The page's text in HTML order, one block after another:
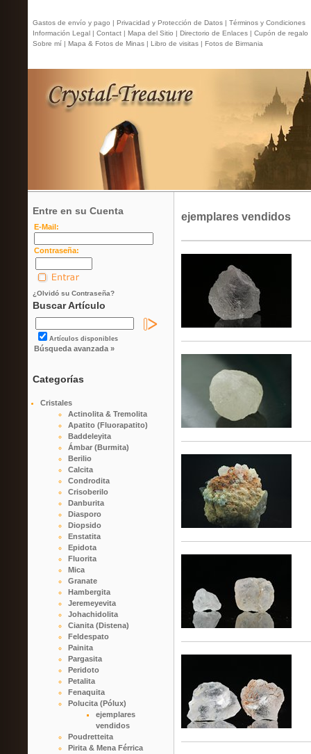
Gastos de envío y pago | Privacidad y Protección de Datos | Términos y Condiciones
Información Legal | Contact | Mapa del Sitio | Directorio de Enlaces | Cupón de regalo
Sobre mí | Mapa & Fotos de Minas | Libro de visitas | Fotos de Birmania
Entre en su Cuenta
E-Mail:
Contraseña:
¿Olvidó su Contraseña?
Buscar Artículo
Artículos disponibles
Búsqueda avanzada »
Categorías
Cristales
Actinolita & Tremolita
Apatito (Fluorapatito)
Baddeleyita
Ámbar (Burmita)
Berilio
Calcita
Condrodita
Crisoberilo
Danburita
Diasporo
Diopsido
Enstatita
Epidota
Fluorita
Mica
Granate
Hambergita
Jeremeyevita
Johachidolita
Cianita (Distena)
Feldespato
Painita
Pargasita
Peridoto
Petalita
Fenaquita
Polucita (Pólux)
ejemplares
vendidos
Poudretteita
Pirita & Mena Férrica
ejemplares vendidos